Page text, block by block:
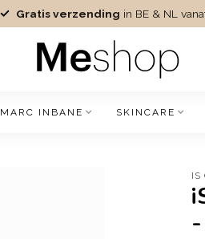
Gratis verzending in BE & NL
MARC INBANE SKINCARE
IS